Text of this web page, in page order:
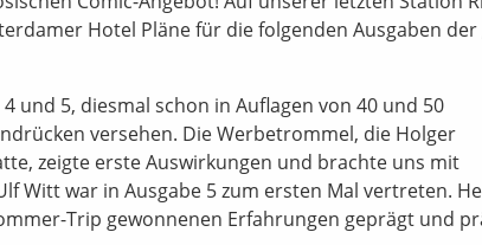
Hotel Pläne für die folgenden Ausgaben der
und 5, diesmal schon in Auflagen von 40 und 50
versehen. Die Werbetrommel, die Holger
zeigte erste Auswirkungen und brachte uns mit
Witt war in Ausgabe 5 zum ersten Mal vertreten.
Trip gewonnenen Erfahrungen geprägt und